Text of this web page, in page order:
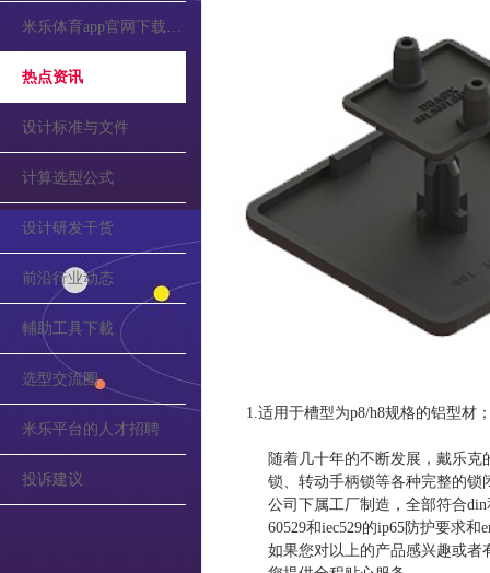
米乐体育app官网下载的公告
热点资讯
设计标准与文件
计算选型公式
设计研发干货
前沿行业动态
輔助工具下載
选型交流圈
米乐平台的人才招聘
投诉建议
1.适用于槽型为p8/h8规格的铝型材
随着几十年的不断发展，戴乐
锁、转动手柄锁等各种完整的锁
公司下属工厂制造，全部符合din
60529和iec529的ip65防护要求和
如果您对以上的产品感兴趣或者